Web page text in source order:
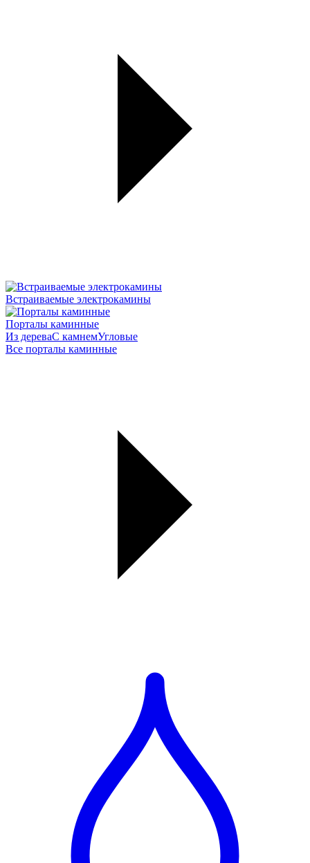
Встраиваемые электрокамины
Порталы каминные
Из дереваС камнемУгловые
Все порталы каминные